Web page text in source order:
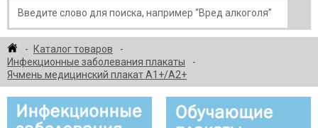
Каталог товаров
Инфекционные заболевания плакаты
Ячмень медицинский плакат А1+/A2+